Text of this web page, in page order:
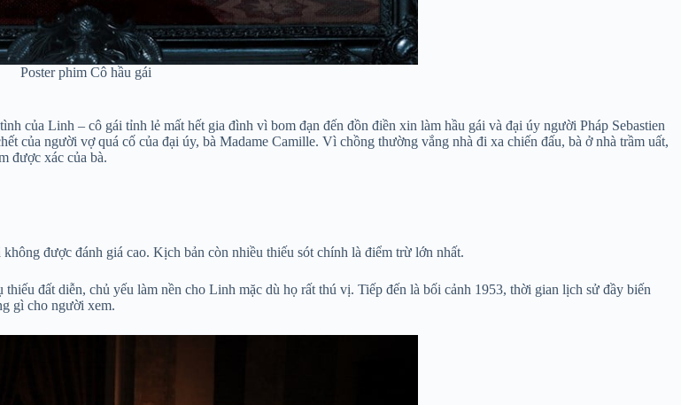
Poster phim Cô hầu gái
của Linh – cô gái tỉnh lẻ mất hết gia đình vì bom đạn đến đồn điền xin làm hầu gái và đại úy người Pháp Sebastien
của người vợ quá cố của đại úy, bà Madame Camille. Vì chồng thường vắng nhà đi xa chiến đấu, bà ở nhà trầm uất,
được xác của bà.
được đánh giá cao. Kịch bản còn nhiều thiếu sót chính là điểm trừ lớn nhất.
đất diễn, chủ yếu làm nền cho Linh mặc dù họ rất thú vị. Tiếp đến là bối cảnh 1953, thời gian lịch sử đầy biến
gì cho người xem.